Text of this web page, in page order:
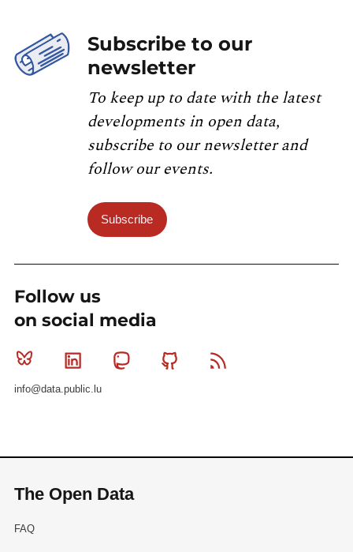
Subscribe to our
newsletter
To keep up to date with the latest
developments in open data,
subscribe to our newsletter and
follow our events.
Subscribe
Follow us
on social media
Bluesky Linkedin MastodonGithub
info@data.public.lu
The Open Data
FAQ